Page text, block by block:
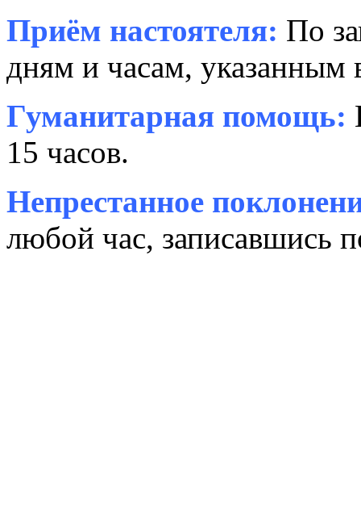
Приём настоятеля: По
дням и часам, указанным
Гуманитарная помощь:
15 часов.
Непрестанное
любой час, записавшись